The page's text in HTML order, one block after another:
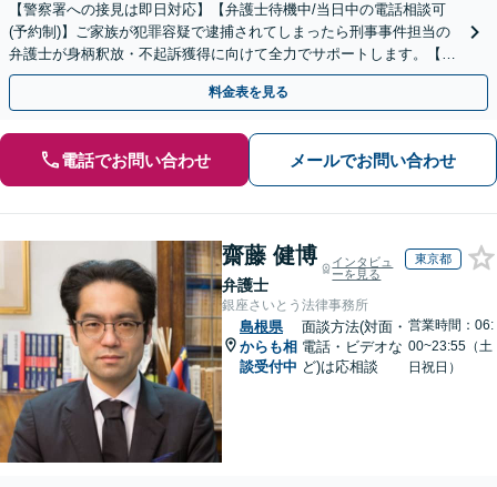
【警察署への接見は即日対応】【弁護士待機中/当日中の電話相談可
(予約制)】ご家族が犯罪容疑で逮捕されてしまったら刑事事件担当の
弁護士が身柄釈放・不起訴獲得に向けて全力でサポートします。【毎
月100名以上の相談実績】【全国対応】
料金表を見る
電話でお問い合わせ メールでお問い合わせ
齋藤 健博
弁護士
インタビュ
ーを見る
東京都
銀座さいとう法律事務所
島根県
からも相
談受付中
面談方法(対面・
電話・ビデオな
ど)は応相談
営業時間：06:
00~23:55（土
日祝日）